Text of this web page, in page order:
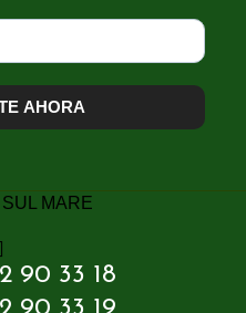
AHORA
MARE
90 33 18